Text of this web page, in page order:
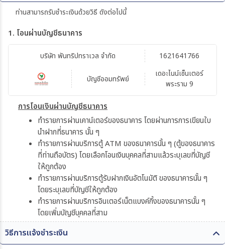
ท่านสามารถรับชำระเงินด้วยวิธี ดังต่อไปนี้
1. โอนผ่านบัญชีธนาคาร
บัญชีออมทรัพย์
บริษัท พันทริปทราเวล จำกัด
เดอะไนน์เซ็นเตอร์
พระราม 9
1621641766
การโอนเงินผ่านบัญชีธนาคาร
ทำรายการผ่านเคาน์เตอร์ของธนาคาร โดยผ่านการการเขียนใบ
นำฝากที่ธนาคาร นั้น ๆ
ทำรายการผ่านบริการตู้ ATM ของธนาคารนั้น ๆ (ตู้ของธนาคาร
ที่ท่านถือบัตร) โดยเลือกโอนเงินบุคคลที่สามแล้วระบุเลขที่บัญชี
ให้ถูกต้อง
ทำรายการผ่านบริการตู้รับฝากเงินอัตโนมัติ ของธนาคารนั้น ๆ
โดยระบุเลขที่บัญชีให้ถูกต้อง
ทำรายการผ่านบริการอินเตอร์เน็ตแบงค์กิ้งของธนาคารนั้น ๆ
โดยเพิ่มบัญชีบุคคลที่สาม
วิธีการแจ้งชำระเงิน